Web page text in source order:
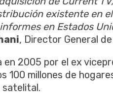
existente en
en Estados
, Director General de
2005 por el ex
100 millones de
satelital.